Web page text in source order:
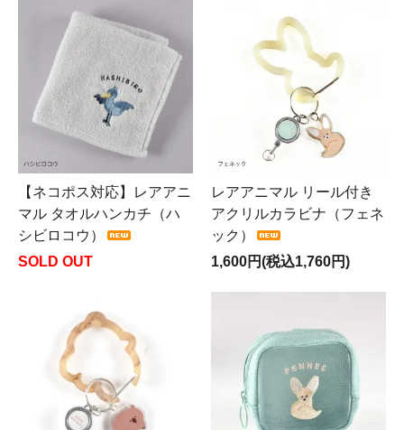
【ネコポス対応】レアアニ
マル タオルハンカチ（ハ
シビロコウ）
SOLD OUT
レアアニマル リール付き
アクリルカラビナ（フェネ
ック）
1,600円(税込1,760円)